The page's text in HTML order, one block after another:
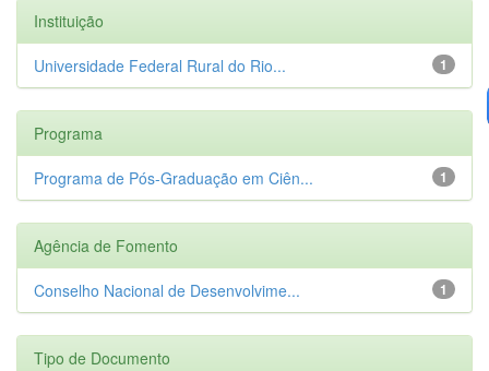
Instituição
1
Universidade Federal Rural do Rio...
Programa
1
Programa de Pós-Graduação em Ciên...
Agência de Fomento
1
Conselho Nacional de Desenvolvime...
Tipo de Documento